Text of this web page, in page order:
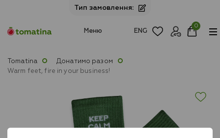
Тип замовлення:
Меню ENG
0
Tomatina
Донатимо разом
Warm feet, fire in your business!